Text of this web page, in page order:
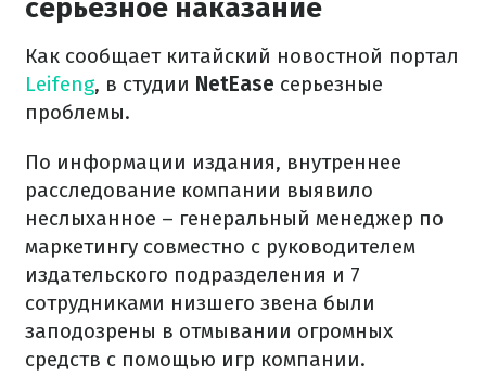
серьезное наказание
Как сообщает китайский новостной портал
Leifeng, в студии NetEase серьезные
проблемы.
По информации издания, внутреннее
расследование компании выявило
неслыханное – генеральный менеджер по
маркетингу совместно с руководителем
издательского подразделения и 7
сотрудниками низшего звена были
заподозрены в отмывании огромных
средств с помощью игр компании.